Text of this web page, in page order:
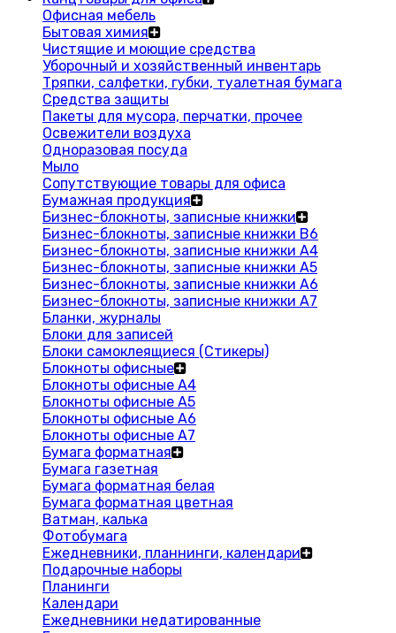
Офисная мебель
Бытовая химия
Чистящие и моющие средства
Уборочный и хозяйственный инвентарь
Тряпки, салфетки, губки, туалетная бумага
Средства защиты
Пакеты для мусора, перчатки, прочее
Освежители воздуха
Одноразовая посуда
Мыло
Сопутствующие товары для офиса
Бумажная продукция
Бизнес-блокноты, записные книжки
Бизнес-блокноты, записные книжки В6
Бизнес-блокноты, записные книжки A4
Бизнес-блокноты, записные книжки А5
Бизнес-блокноты, записные книжки А6
Бизнес-блокноты, записные книжки А7
Бланки, журналы
Блоки для записей
Блоки самоклеящиеся (Стикеры)
Блокноты офисные
Блокноты офисные A4
Блокноты офисные A5
Блокноты офисные A6
Блокноты офисные A7
Бумага форматная
Бумага газетная
Бумага форматная белая
Бумага форматная цветная
Ватман, калька
Фотобумага
Ежедневники, планнинги, календари
Подарочные наборы
Планинги
Календари
Ежедневники недатированные